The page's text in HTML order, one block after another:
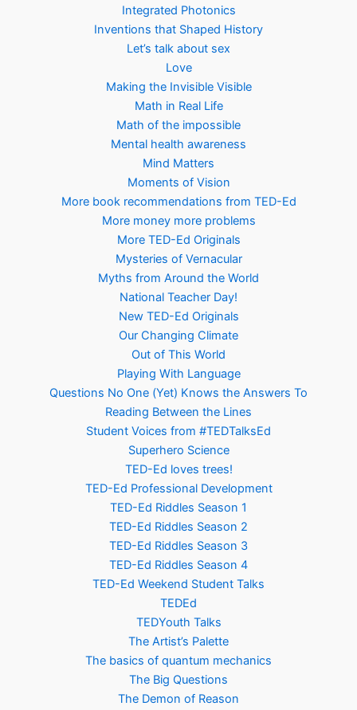
Integrated Photonics
Inventions that Shaped History
Let’s talk about sex
Love
Making the Invisible Visible
Math in Real Life
Math of the impossible
Mental health awareness
Mind Matters
Moments of Vision
More book recommendations from TED-Ed
More money more problems
More TED-Ed Originals
Mysteries of Vernacular
Myths from Around the World
National Teacher Day!
New TED-Ed Originals
Our Changing Climate
Out of This World
Playing With Language
Questions No One (Yet) Knows the Answers To
Reading Between the Lines
Student Voices from #TEDTalksEd
Superhero Science
TED-Ed loves trees!
TED-Ed Professional Development
TED-Ed Riddles Season 1
TED-Ed Riddles Season 2
TED-Ed Riddles Season 3
TED-Ed Riddles Season 4
TED-Ed Weekend Student Talks
TEDEd
TEDYouth Talks
The Artist’s Palette
The basics of quantum mechanics
The Big Questions
The Demon of Reason